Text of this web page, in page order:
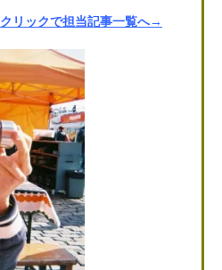
クリックで担当記事一覧へ→